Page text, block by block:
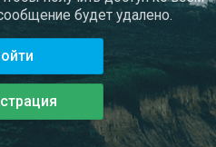
будет удалено.